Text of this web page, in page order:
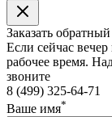
Заказать
Если сейчас
рабочее время.
звоните
8 (499) 325-64-71
Ваше имя*